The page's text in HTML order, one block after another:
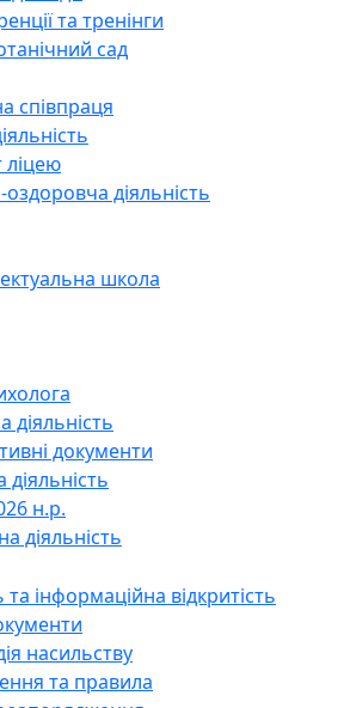
та тренінги
сад
співпраця
діяльність
школа
діяльність
документи
н.р.
діяльність
інформаційна відкритість
насильству
та правила